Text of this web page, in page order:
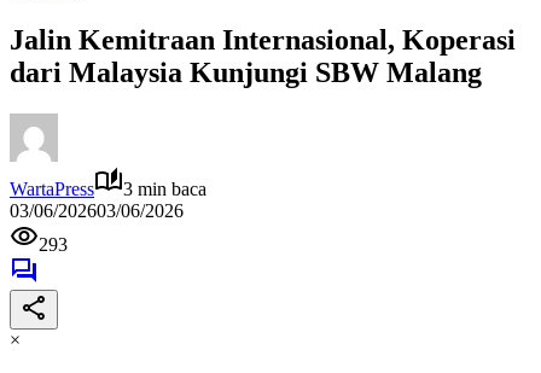
Jalin Kemitraan Internasional, Koperasi
dari Malaysia Kunjungi SBW Malang
WartaPress
3 min baca
03/06/202603/06/2026
293
×